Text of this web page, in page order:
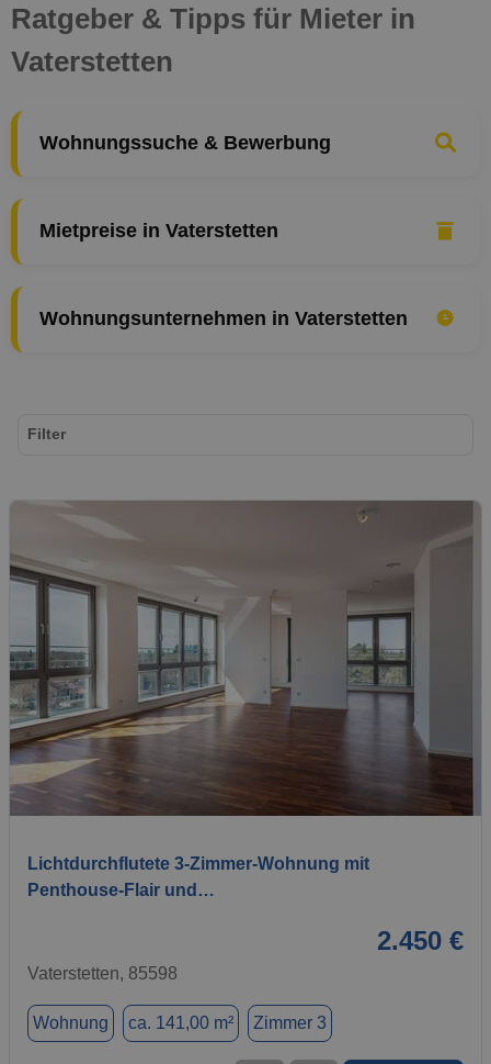
Ratgeber & Tipps für Mieter in
Vaterstetten
Wohnungssuche & Bewerbung
Mietpreise in Vaterstetten
Wohnungsunternehmen in Vaterstetten
Lichtdurchflutete 3-Zimmer-Wohnung mit
Penthouse-Flair und…
2.450 €
Vaterstetten, 85598
Wohnung ca. 141,00 m² Zimmer 3
Filter